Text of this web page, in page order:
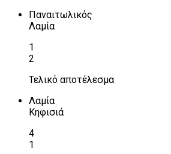
Παναιτωλικός
Λαμία
1
2
Τελικό αποτέλεσμα
Λαμία
Κηφισιά
4
1